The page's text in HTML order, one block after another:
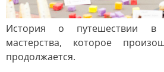
История о путешествии в
мастерства, которое
продолжается.